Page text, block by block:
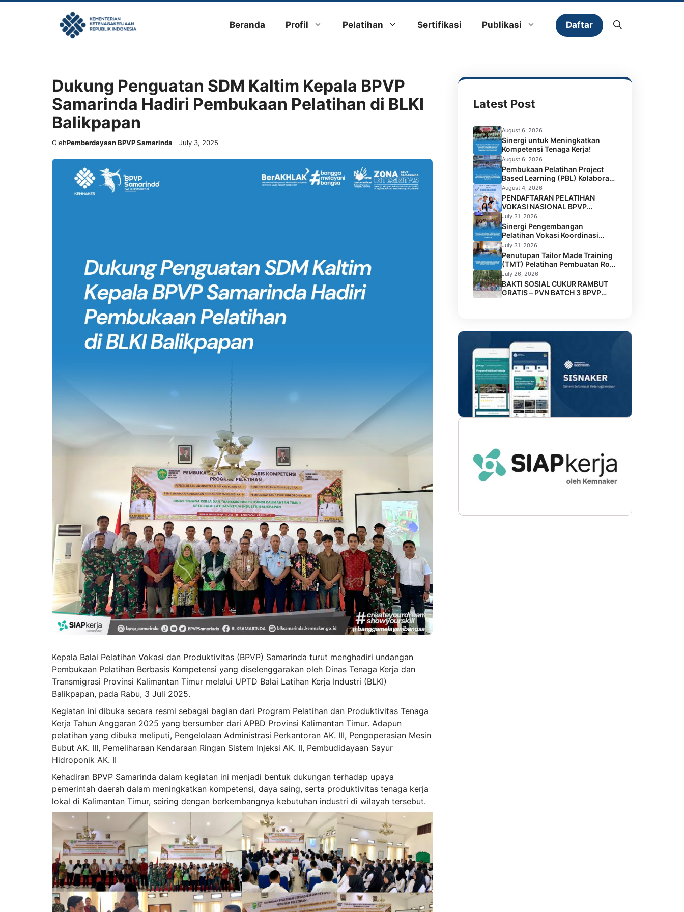
Beranda Profil Pelatihan Sertifikasi Publikasi Daftar
Dukung Penguatan SDM Kaltim Kepala BPVP
Samarinda Hadiri Pembukaan Pelatihan di BLKI
Balikpapan
OlehPemberdayaan BPVP Samarinda July 3, 2025
Kepala Balai Pelatihan Vokasi dan Produktivitas (BPVP) Samarinda turut menghadiri undangan
Pembukaan Pelatihan Berbasis Kompetensi yang diselenggarakan oleh Dinas Tenaga Kerja dan
Transmigrasi Provinsi Kalimantan Timur melalui UPTD Balai Latihan Kerja Industri (BLKI)
Balikpapan, pada Rabu, 3 Juli 2025.
Kegiatan ini dibuka secara resmi sebagai bagian dari Program Pelatihan dan Produktivitas Tenaga
Kerja Tahun Anggaran 2025 yang bersumber dari APBD Provinsi Kalimantan Timur. Adapun
pelatihan yang dibuka meliputi, Pengelolaan Administrasi Perkantoran AK. III, Pengoperasian Mesin
Bubut AK. III, Pemeliharaan Kendaraan Ringan Sistem Injeksi AK. II, Pembudidayaan Sayur
Hidroponik AK. II
Kehadiran BPVP Samarinda dalam kegiatan ini menjadi bentuk dukungan terhadap upaya
pemerintah daerah dalam meningkatkan kompetensi, daya saing, serta produktivitas tenaga kerja
lokal di Kalimantan Timur, seiring dengan berkembangnya kebutuhan industri di wilayah tersebut.
Latest Post
August 6, 2026
Sinergi untuk Meningkatkan
Kompetensi Tenaga Kerja!
August 6, 2026
Pembukaan Pelatihan Project
Based Learning (PBL) Kolaborasi
BPVP Samarinda dan Universitas
Widya Gama Mahakam
Samarinda
August 4, 2026
PENDAFTARAN PELATIHAN
VOKASI NASIONAL BPVP
SAMARINDA BATCH 4 RESMI
DIBUKA!
July 31, 2026
Sinergi Pengembangan
Pelatihan Vokasi Koordinasi
Program TMT di Lembaga
Permasyarakatan Perempuan
Kelas IIA Tenggarong
July 31, 2026
Penutupan Tailor Made Training
(TMT) Pelatihan Pembuatan Roti
dan Kue Kolaborasi BPVP
Samarinda dengan Disnaker
Kota Samarinda di LPK Mustika
Jamilah Sejahtera
July 26, 2026
BAKTI SOSIAL CUKUR RAMBUT
GRATIS – PVN BATCH 3 BPVP